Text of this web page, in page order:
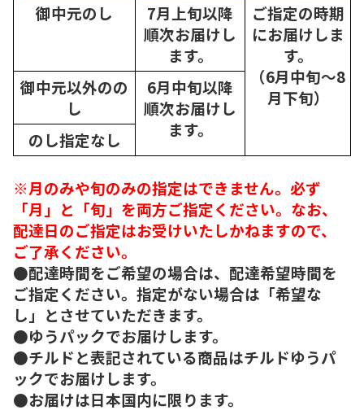
御中元のし
7月上旬以降
順次お届けし
ます。
ご指定の時期
にお届けしま
す。
（6月中旬～8
月下旬）
御中元以外のの
し
6月中旬以降
順次お届けし
ます。
のし指定なし
※月のみや旬のみの指定はできません。必ず
「月」と「旬」を両方ご指定ください。なお、
配達日のご指定はお受けいたしかねますので、
ご了承ください。
●配達時間をご希望の場合は、配達希望時間を
ご指定ください。指定がない場合は「希望な
し」とさせていただきます。
●ゆうパックでお届けします。
●チルドと表記されている商品はチルドゆうパ
ックでお届けします。
●お届けは日本国内に限ります。